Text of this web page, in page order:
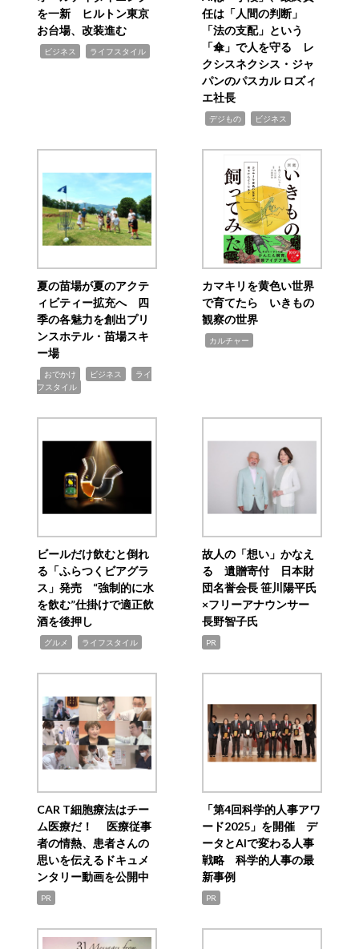
を一新 ヒルトン東京
お台場、改装進む
ビジネス ライフスタイル
任は「人間の判断」
「法の支配」という
「傘」で人を守る レ
クシスネクシス・ジャ
パンのパスカル ロズィ
エ社長
デジもの ビジネス
夏の苗場が夏のアクテ
ィビティー拡充へ 四
季の各魅力を創出プリ
ンスホテル・苗場スキ
ー場
おでかけ ビジネス
ライ
フスタイル
カマキリを黄色い世界
で育てたら いきもの
観察の世界
カルチャー
ビールだけ飲むと倒れ
る「ふらつくビアグラ
ス」発売 “強制的に水
を飲む”仕掛けで適正飲
酒を後押し
グルメ ライフスタイル
故人の「想い」かなえ
る 遺贈寄付 日本財
団名誉会長 笹川陽平氏
×フリーアナウンサー
長野智子氏
PR
CAR T細胞療法はチー
ム医療だ！ 医療従事
者の情熱、患者さんの
思いを伝えるドキュメ
ンタリー動画を公開中
PR
「第4回科学的人事アワ
ード2025」を開催 デ
ータとAIで変わる人事
戦略 科学的人事の最
新事例
PR